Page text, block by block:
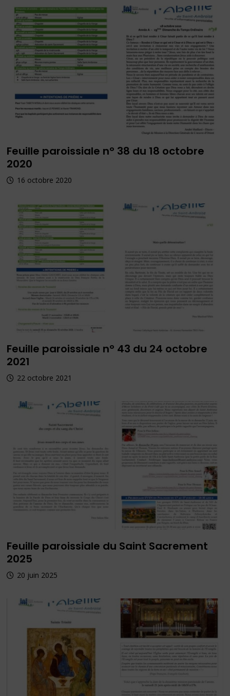
Feuille paroissiale n° 38 du 18 octobre
2020
16 octobre 2020
Feuille paroissiale n° 43 du 24 octobre
2021
22 octobre 2021
Feuille paroissiale du Saint Sacrement
2025
20 juin 2025